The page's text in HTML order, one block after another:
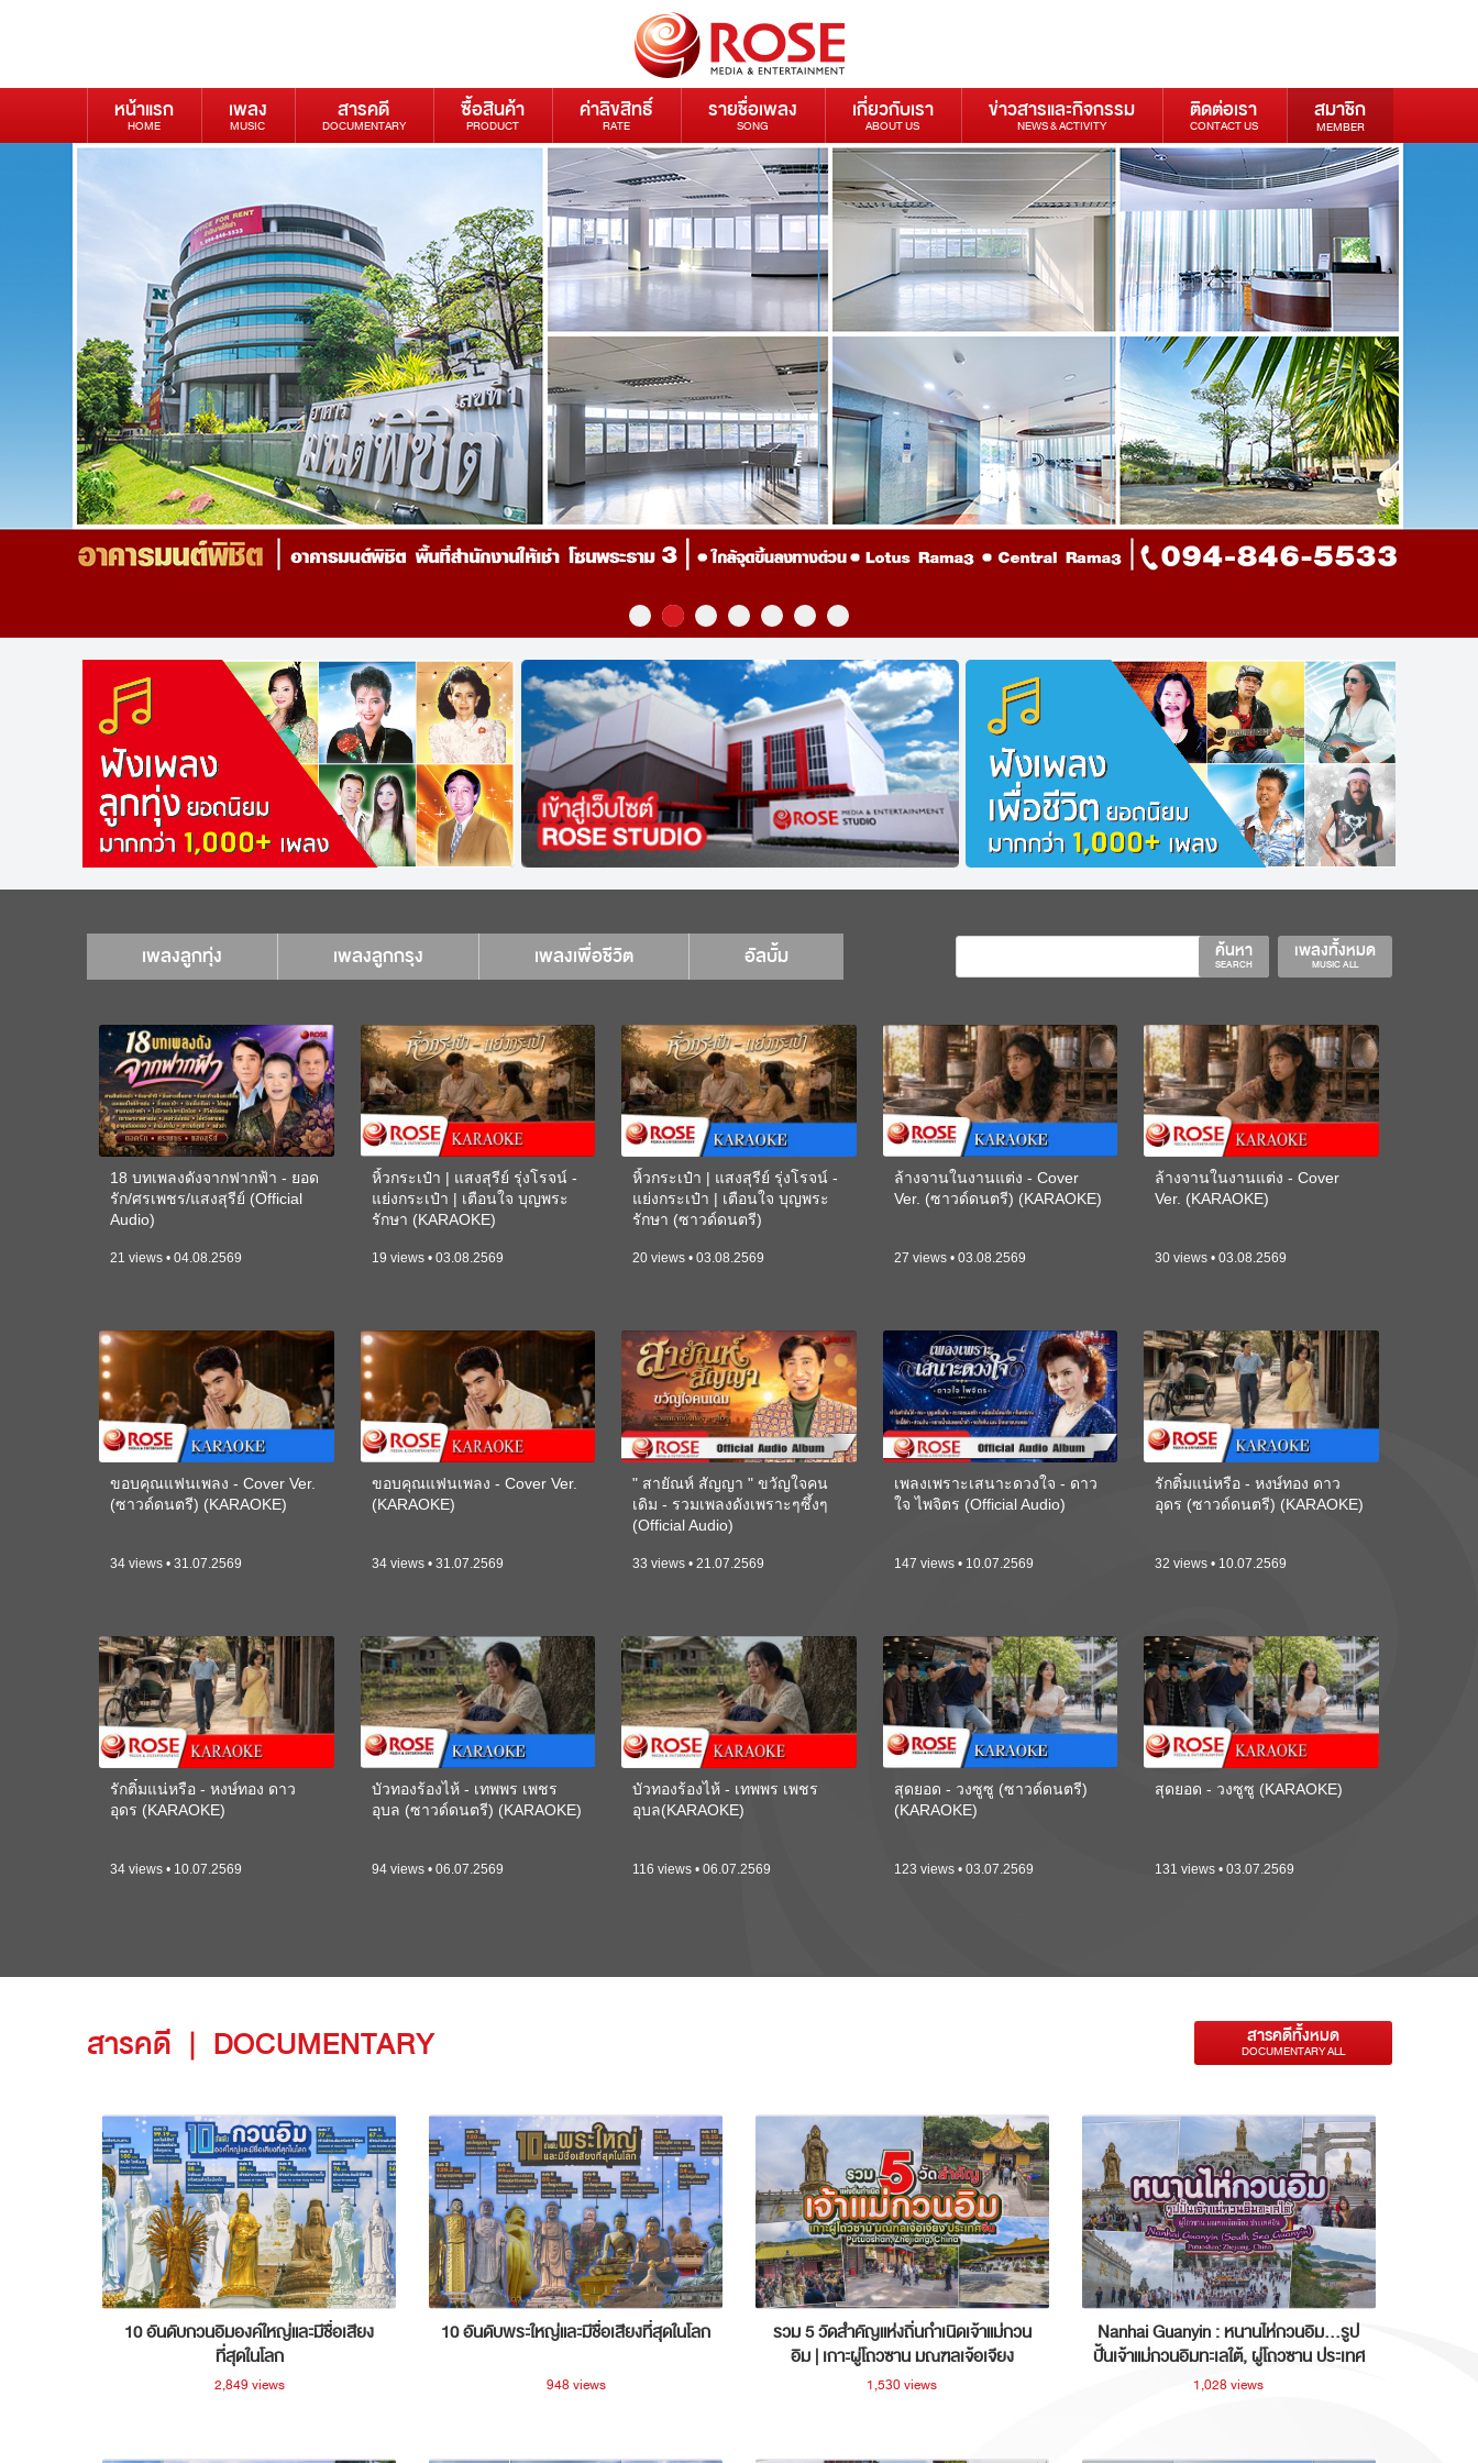
หน้าแรก
HOME
เพลง
MUSIC
สารคดี
DOCUMENTARY
ซื้อสินค้า
PRODUCT
ค่าลิขสิทธิ์
RATE
รายชื่อเพลง
SONG
เกี่ยวกับเรา
ABOUT US
ข่าวสารและกิจกรรม
NEWS & ACTIVITY
ติดต่อเรา
CONTACT US
สมาชิก
MEMBER
เพลงลูกทุ่ง เพลงลูกกรุง เพลงเพื่อชีวิต อัลบั้ม เพลงทั้งหมด
MUSIC ALL
ค้นหา
SEARCH
18 บทเพลงดังจากฟากฟ้า - ยอด
รัก/ศรเพชร/แสงสุรีย์ (Official
Audio)
21 views • 04.08.2569
หิ้วกระเป๋า | แสงสุรีย์ รุ่งโรจน์ -
แย่งกระเป๋า | เตือนใจ บุญพระ
รักษา (KARAOKE)
19 views • 03.08.2569
หิ้วกระเป๋า | แสงสุรีย์ รุ่งโรจน์ -
แย่งกระเป๋า | เตือนใจ บุญพระ
รักษา (ซาวด์ดนตรี)
20 views • 03.08.2569
ล้างจานในงานแต่ง - Cover
Ver. (ซาวด์ดนตรี) (KARAOKE)
27 views • 03.08.2569
ล้างจานในงานแต่ง - Cover
Ver. (KARAOKE)
30 views • 03.08.2569
ขอบคุณแฟนเพลง - Cover Ver.
(ซาวด์ดนตรี) (KARAOKE)
34 views • 31.07.2569
ขอบคุณแฟนเพลง - Cover Ver.
(KARAOKE)
34 views • 31.07.2569
" สายัณห์ สัญญา " ขวัญใจคน
เดิม - รวมเพลงดังเพราะๆซึ้งๆ
(Official Audio)
33 views • 21.07.2569
เพลงเพราะเสนาะดวงใจ - ดาว
ใจ ไพจิตร (Official Audio)
147 views • 10.07.2569
รักติ๋มแน่หรือ - หงษ์ทอง ดาว
อุดร (ซาวด์ดนตรี) (KARAOKE)
32 views • 10.07.2569
รักติ๋มแน่หรือ - หงษ์ทอง ดาว
อุดร (KARAOKE)
34 views • 10.07.2569
บัวทองร้องไห้ - เทพพร เพชร
อุบล (ซาวด์ดนตรี) (KARAOKE)
94 views • 06.07.2569
บัวทองร้องไห้ - เทพพร เพชร
อุบล(KARAOKE)
116 views • 06.07.2569
สุดยอด - วงซูซู (ซาวด์ดนตรี)
(KARAOKE)
123 views • 03.07.2569
สุดยอด - วงซูซู (KARAOKE)
131 views • 03.07.2569
สารคดี | DOCUMENTARY สารคดีทั้งหมด
DOCUMENTARY ALL
10 อันดับกวนอิมองค์ใหญ่และมีชื่อเสียง
ที่สุดในโลก
2,849 views
10 อันดับพระใหญ่และมีชื่อเสียงที่สุดในโลก
948 views
รวม 5 วัดสำคัญแห่งถิ่นกำเนิดเจ้าแม่กวน
อิม | เกาะผู่โถวซาน มณฑลเจ้อเจียง
ประเทศจีน
1,530 views
Nanhai Guanyin : หนานไห่กวนอิม...รูป
ปั้นเจ้าแม่กวนอิมทะเลใต้, ผู่โถวซาน ประเทศ
จีน
1,028 views